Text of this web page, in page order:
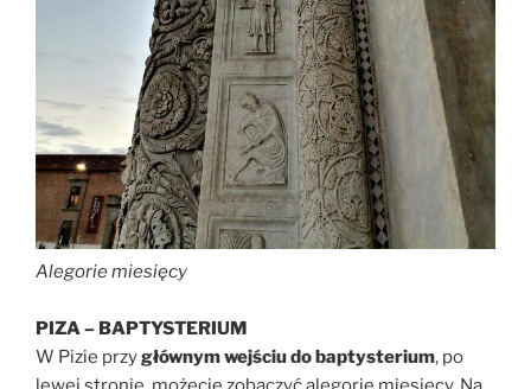
Alegorie miesięcy
PIZA – BAPTYSTERIUM
W Pizie przygłównym wejściu do baptysterium, po